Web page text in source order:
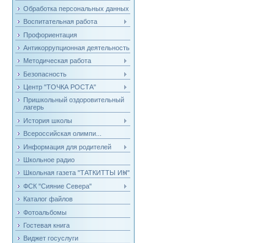
Обработка персональных данных
Воспитательная работа
Профориентация
Антикоррупционная деятельность
Методическая работа
Безопасность
Центр "ТОЧКА РОСТА"
Пришкольный оздоровительный
лагерь
История школы
Всероссийская олимпи...
Информация для родителей
Школьное радио
Школьная газета "ТАТКИТТЫ ИН"
ФСК "Сияние Севера"
Каталог файлов
Фотоальбомы
Гостевая книга
Виджет госуслуги